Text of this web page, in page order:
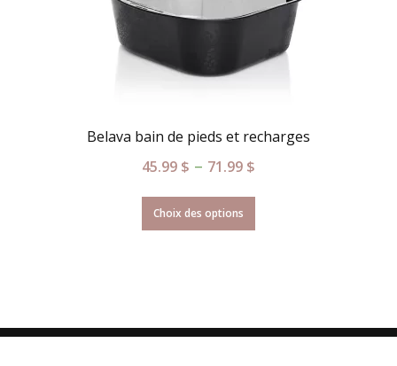
Belava bain de pieds et recharges
45.99 $ – 71.99 $
Choix des options